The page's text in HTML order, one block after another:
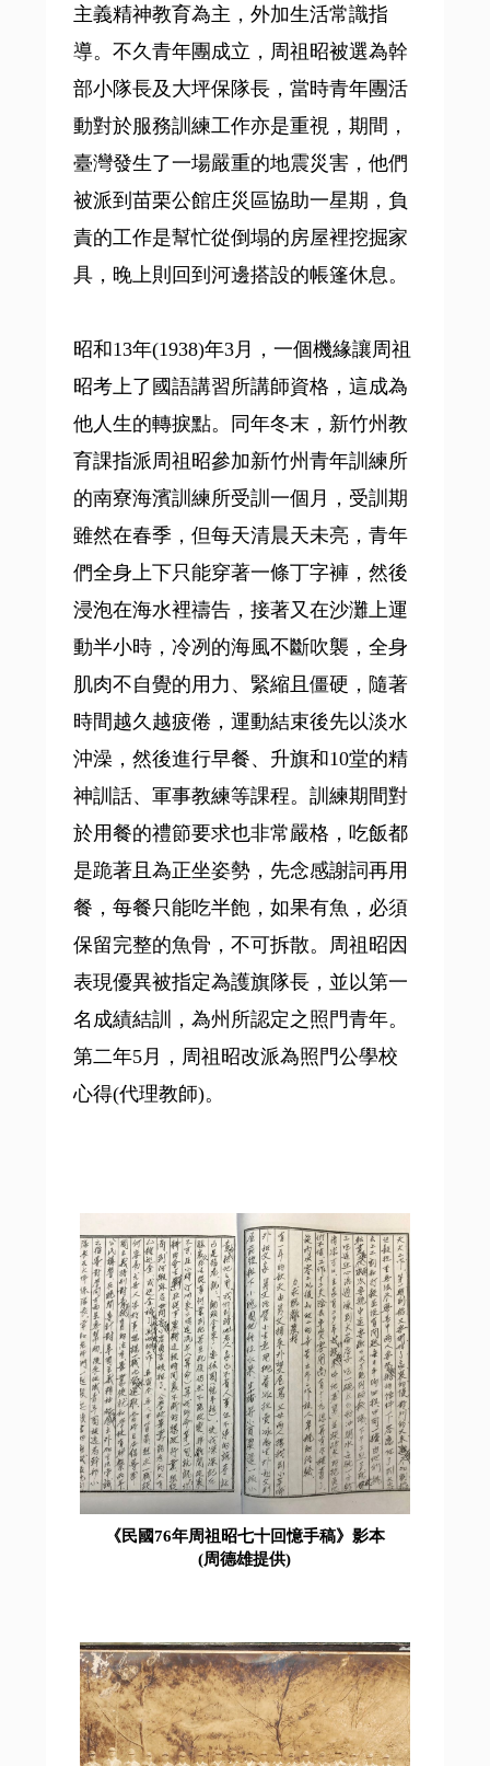
主義精神教育為主，外加生活常識指
導。不久青年團成立，周祖昭被選為幹
部小隊長及大坪保隊長，當時青年團活
動對於服務訓練工作亦是重視，期間，
臺灣發生了一場嚴重的地震災害，他們
被派到苗栗公館庄災區協助一星期，負
責的工作是幫忙從倒塌的房屋裡挖掘家
具，晚上則回到河邊搭設的帳篷休息。
昭和13年(1938)年3月，一個機緣讓周祖
昭考上了國語講習所講師資格，這成為
他人生的轉捩點。同年冬末，新竹州教
育課指派周祖昭參加新竹州青年訓練所
的南寮海濱訓練所受訓一個月，受訓期
雖然在春季，但每天清晨天未亮，青年
們全身上下只能穿著一條丁字褲，然後
浸泡在海水裡禱告，接著又在沙灘上運
動半小時，冷冽的海風不斷吹襲，全身
肌肉不自覺的用力、緊縮且僵硬，隨著
時間越久越疲倦，運動結束後先以淡水
沖澡，然後進行早餐、升旗和10堂的精
神訓話、軍事教練等課程。訓練期間對
於用餐的禮節要求也非常嚴格，吃飯都
是跪著且為正坐姿勢，先念感謝詞再用
餐，每餐只能吃半飽，如果有魚，必須
保留完整的魚骨，不可拆散。周祖昭因
表現優異被指定為護旗隊長，並以第一
名成績結訓，為州所認定之照門青年。
第二年5月，周祖昭改派為照門公學校
心得(代理教師)。
《民國76年周祖昭七十回憶手稿》影本
(周德雄提供)